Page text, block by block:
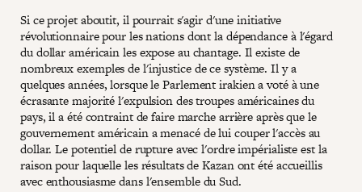
Si ce projet aboutit, il pourrait s'agir d'une initiative
révolutionnaire pour les nations dont la dépendance à l'égard
du dollar américain les expose au chantage. Il existe de
nombreux exemples de l'injustice de ce système. Il y a
quelques années, lorsque le Parlement irakien a voté à une
écrasante majorité l'expulsion des troupes américaines du
pays, il a été contraint de faire marche arrière après que le
gouvernement américain a menacé de lui couper l'accès au
dollar. Le potentiel de rupture avec l'ordre impérialiste est la
raison pour laquelle les résultats de Kazan ont été accueillis
avec enthousiasme dans l'ensemble du Sud.